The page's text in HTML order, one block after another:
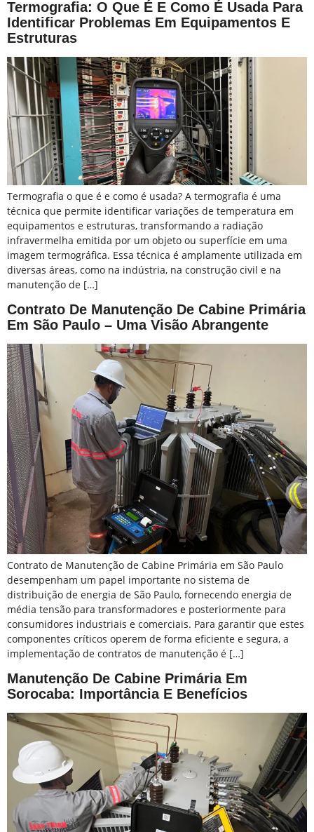
Termografia: O Que É E Como É Usada Para
Identificar Problemas Em Equipamentos E
Estruturas
Termografia o que é e como é usada? A termografia é uma
técnica que permite identificar variações de temperatura em
equipamentos e estruturas, transformando a radiação
infravermelha emitida por um objeto ou superfície em uma
imagem termográfica. Essa técnica é amplamente utilizada em
diversas áreas, como na indústria, na construção civil e na
manutenção de […]
Contrato De Manutenção De Cabine Primária
Em São Paulo – Uma Visão Abrangente
Contrato de Manutenção de Cabine Primária em São Paulo
desempenham um papel importante no sistema de
distribuição de energia de São Paulo, fornecendo energia de
média tensão para transformadores e posteriormente para
consumidores industriais e comerciais. Para garantir que estes
componentes críticos operem de forma eficiente e segura, a
implementação de contratos de manutenção é […]
Manutenção De Cabine Primária Em
Sorocaba: Importância E Benefícios